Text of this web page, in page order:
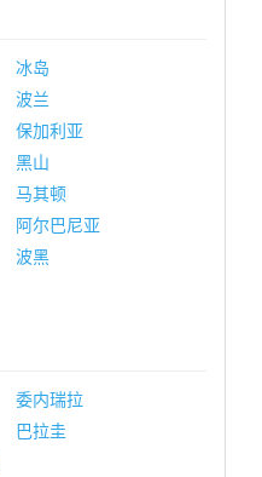
冰岛
波兰
保加利亚
黑山
马其顿
阿尔巴尼亚
波黑
委内瑞拉
巴拉圭